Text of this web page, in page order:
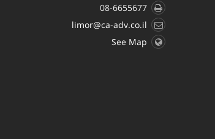
08-6655677
limor@ca-adv.co.il
See Map